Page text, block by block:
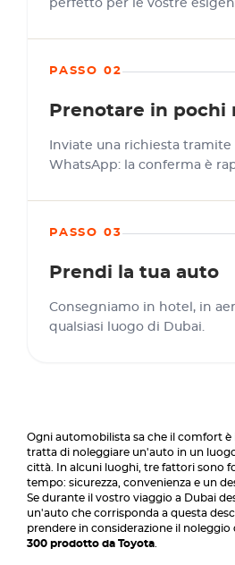
perfetto per le vostre
PASSO 02
Prenotare in pochi
Inviate una richiesta
WhatsApp: la conferma è
PASSO 03
Prendi la tua auto
Consegniamo in hotel, in
qualsiasi luogo di Dubai.
Ogni automobilista sa che il comfort
tratta di noleggiare un'auto in un
città. In alcuni luoghi, tre fattori sono
tempo: sicurezza, convenienza e un
Se durante il vostro viaggio a Dubai
un'auto che corrisponda a questa
prendere in considerazione il noleggio
300 prodotto da Toyota